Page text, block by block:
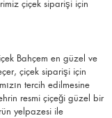
çiçek siparişi için
Bahçem en güzel ve
çiçek siparişi için
tercih edilmesine
resmi çiçeği güzel bir
yelpazesi ile